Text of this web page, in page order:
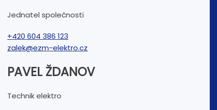
Jednatel společnosti
+420 604 386 123
zalek@ezm-elektro.cz
PAVEL ŽDANOV
Technik elektro